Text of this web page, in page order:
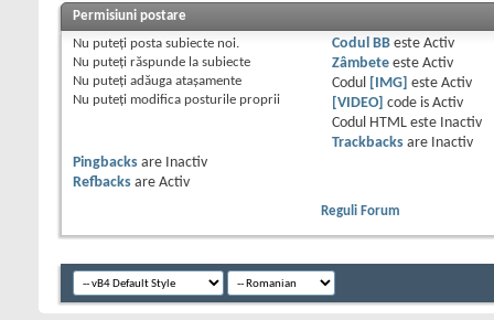
Permisiuni postare
Nu puteţi posta subiecte noi.
Nu puteţi răspunde la subiecte
Nu puteţi adăuga ataşamente
Nu puteţi modifica posturile proprii
Codul BBeste Activ
Zâmbeteeste Activ
Codul
[IMG] este Activ
[VIDEO]
code is Activ
Codul HTML este
Inactiv
Trackbacksare
Inactiv
Pingbacks are
Inactiv
Refbacks are Activ
Reguli Forum